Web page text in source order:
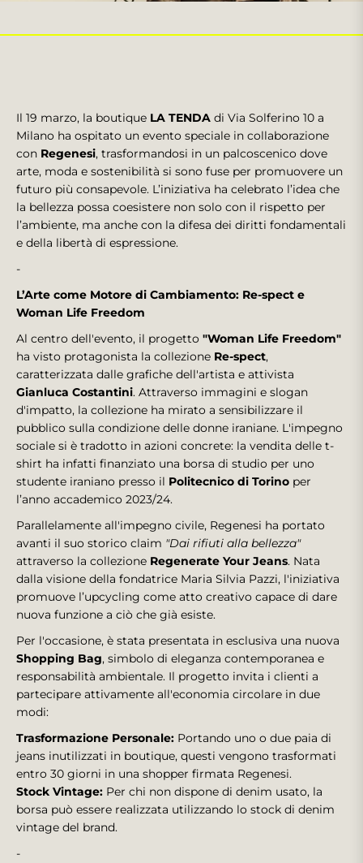
Il 19 marzo, la boutique LA TENDA di Via Solferino 10 a
Milano ha ospitato un evento speciale in collaborazione
con Regenesi, trasformandosi in un palcoscenico dove
arte, moda e sostenibilità si sono fuse per promuovere un
futuro più consapevole. L’iniziativa ha celebrato l’idea che
la bellezza possa coesistere non solo con il rispetto per
l’ambiente, ma anche con la difesa dei diritti fondamentali
e della libertà di espressione.
-
L’Arte come Motore di Cambiamento: Re-spect e
Woman Life Freedom
Al centro dell'evento, il progetto "Woman Life Freedom"
ha visto protagonista la collezione Re-spect,
caratterizzata dalle grafiche dell'artista e attivista
Gianluca Costantini. Attraverso immagini e slogan
d'impatto, la collezione ha mirato a sensibilizzare il
pubblico sulla condizione delle donne iraniane. L'impegno
sociale si è tradotto in azioni concrete: la vendita delle t-
shirt ha infatti finanziato una borsa di studio per uno
studente iraniano presso il Politecnico di Torino per
l’anno accademico 2023/24.
Parallelamente all'impegno civile, Regenesi ha portato
avanti il suo storico claim "Dai rifiuti alla bellezza"
attraverso la collezione Regenerate Your Jeans. Nata
dalla visione della fondatrice Maria Silvia Pazzi, l'iniziativa
promuove l’upcycling come atto creativo capace di dare
nuova funzione a ciò che già esiste.
Per l'occasione, è stata presentata in esclusiva una nuova
Shopping Bag, simbolo di eleganza contemporanea e
responsabilità ambientale. Il progetto invita i clienti a
partecipare attivamente all'economia circolare in due
modi:
Trasformazione Personale: Portando uno o due paia di
jeans inutilizzati in boutique, questi vengono trasformati
entro 30 giorni in una shopper firmata Regenesi.
Stock Vintage: Per chi non dispone di denim usato, la
borsa può essere realizzata utilizzando lo stock di denim
vintage del brand.
-